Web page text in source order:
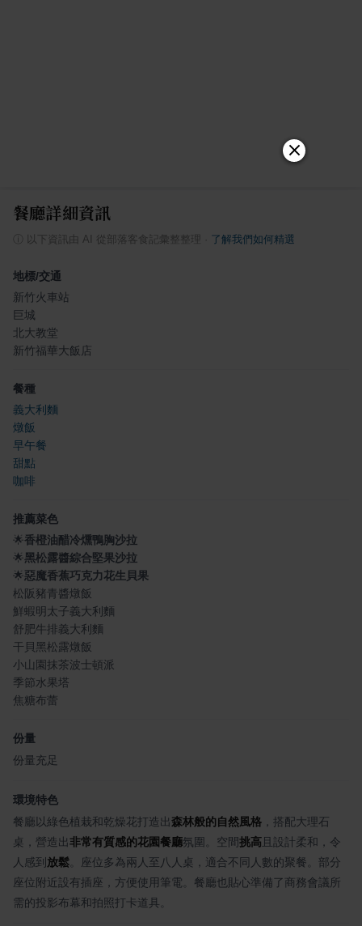
餐廳詳細資訊
以下資訊由 AI 從部落客食記彙整整理 了解我們如何精選
地標/交通
新竹火車站
巨城
北大教堂
新竹福華大飯店
餐種
義大利麵
燉飯
早午餐
甜點
咖啡
推薦菜色
🌟香橙油醋冷燻鴨胸沙拉
🌟黑松露醬綜合堅果沙拉
🌟惡魔香蕉巧克力花生貝果
松阪豬青醬燉飯
鮮蝦明太子義大利麵
舒肥牛排義大利麵
干貝黑松露燉飯
小山園抹茶波士頓派
季節水果塔
焦糖布蕾
份量
份量充足
環境特色
餐廳以綠色植栽和乾燥花打造出森林般的自然風格 ，搭配大理石
桌，營造出非常有質感的花園餐廳氛圍。空間挑高 且設計柔和，令
人感到 放鬆 。座位多為兩人至八人桌，適合不同人數的聚餐。部分
座位附近設有插座，方便使用筆電。餐廳也貼心準備了商務會議所
需的投影布幕和拍照打卡道具。